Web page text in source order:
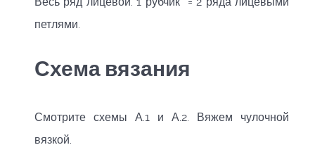
петлями.
Схема вязания
Смотрите схемы А.1 и А.2. Вяжем чулочной
вязкой.